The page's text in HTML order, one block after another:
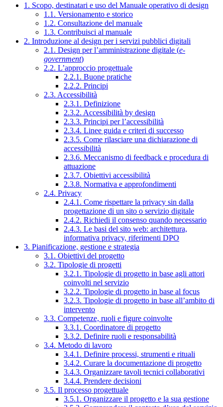
1. Scopo, destinatari e uso del Manuale operativo di design
1.1. Versionamento e storico
1.2. Consultazione del manuale
1.3. Contribuisci al manuale
2. Introduzione al design per i servizi pubblici digitali
2.1. Design per l’amministrazione digitale (e-
government)
2.2. L’approccio progettuale
2.2.1. Buone pratiche
2.2.2. Principi
2.3. Accessibilità
2.3.1. Definizione
2.3.2. Accessibilità by design
2.3.3. Principi per l’accessibilità
2.3.4. Linee guida e criteri di successo
2.3.5. Come rilasciare una dichiarazione di
accessibilità
2.3.6. Meccanismo di feedback e procedura di
attuazione
2.3.7. Obiettivi accessibilità
2.3.8. Normativa e approfondimenti
2.4. Privacy
2.4.1. Come rispettare la privacy sin dalla
progettazione di un sito o servizio digitale
2.4.2. Richiedi il consenso quando necessario
2.4.3. Le basi del sito web: architettura,
informativa privacy, riferimenti DPO
3. Pianificazione, gestione e strategia
3.1. Obiettivi del progetto
3.2. Tipologie di progetti
3.2.1. Tipologie di progetto in base agli attori
coinvolti nel servizio
3.2.2. Tipologie di progetto in base al focus
3.2.3. Tipologie di progetto in base all’ambito di
intervento
3.3. Competenze, ruoli e figure coinvolte
3.3.1. Coordinatore di progetto
3.3.2. Definire ruoli e responsabilità
3.4. Metodo di lavoro
3.4.1. Definire processi, strumenti e rituali
3.4.2. Curare la documentazione di progetto
3.4.3. Organizzare tavoli tecnici collaborativi
3.4.4. Prendere decisioni
3.5. Il processo progettuale
3.5.1. Organizzare il progetto e la sua gestione